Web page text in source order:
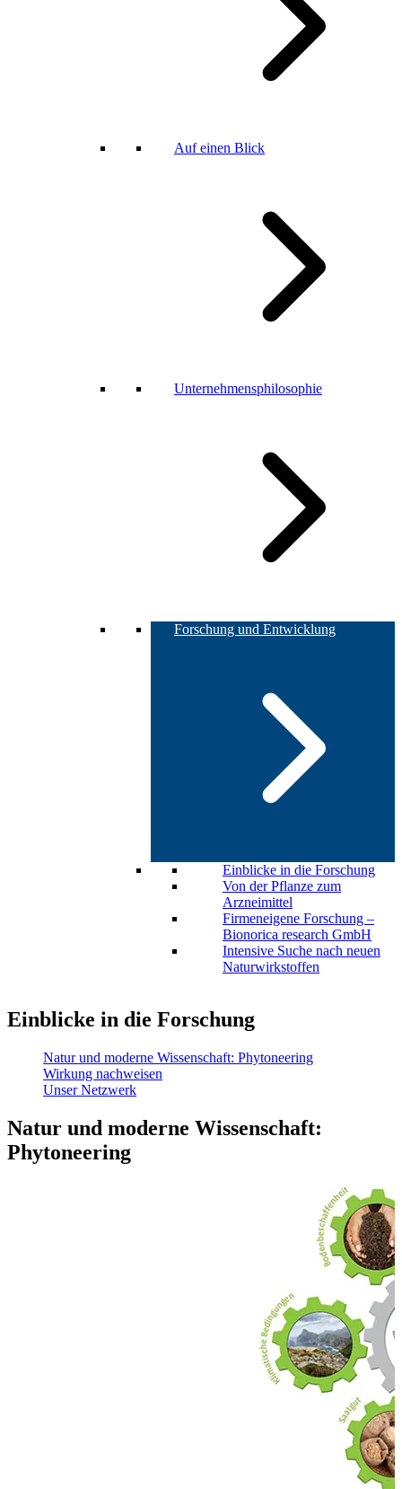
Auf einen Blick
Unternehmensphilosophie
Forschung und Entwicklung
Einblicke in die Forschung
Von der Pflanze zum
Arzneimittel
Firmeneigene Forschung –
Bionorica research GmbH
Intensive Suche nach neuen
Naturwirkstoffen
Einblicke in die Forschung
Natur und moderne Wissenschaft: Phytoneering
Wirkung nachweisen
Unser Netzwerk
Natur und moderne Wissenschaft:
Phytoneering